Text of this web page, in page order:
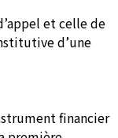
et celle de
d’une
financier